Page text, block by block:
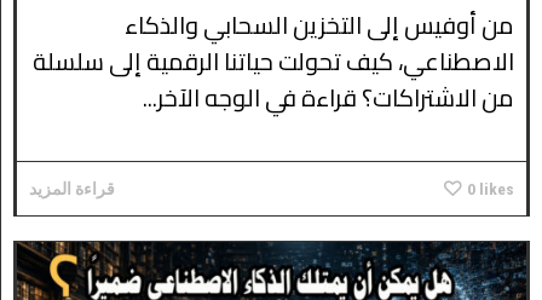
من أوفيس إلى التخزين السحابي والذكاء
الاصطناعي، كيف تحولت حياتنا الرقمية إلى سلسلة
من الاشتراكات؟ قراءة في الوجه الآخر...
0 likes قراءة المزيد